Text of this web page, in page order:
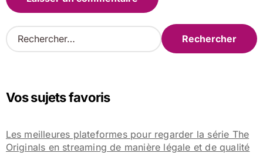
R
e
r
e
r
Vos sujets favoris
Les meilleures plateformes pour regarder la série The
Originals en streaming de manière légale et de qualité